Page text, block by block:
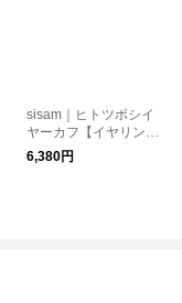
sisam｜ヒトツボシイ
ヤーカフ【イヤリン
グ・ピアス】【ギフト
おすすめ】
6,380円